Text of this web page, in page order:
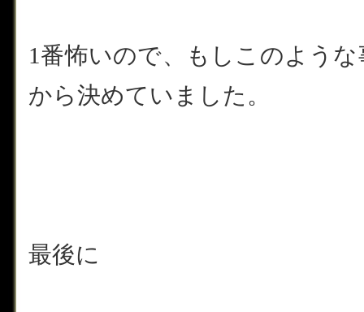
1番怖いので、もしこのよう
から決めていました。
最後に